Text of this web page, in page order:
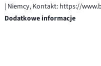
| Niemcy, Kontakt: https://
Dodatkowe informacje